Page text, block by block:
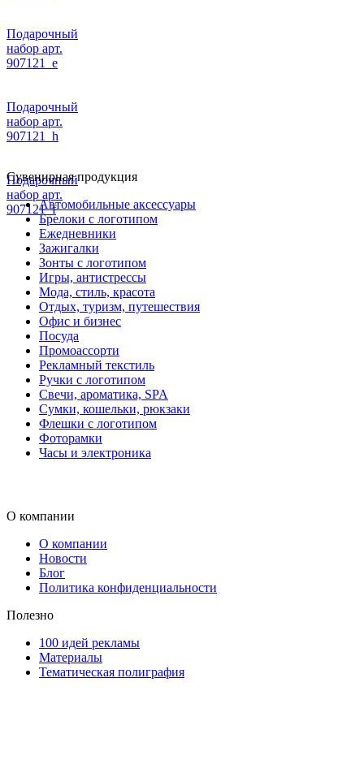
Подарочный
набор арт.
907121_e
Подарочный
набор арт.
907121_h
Подарочный
набор арт.
907121_f
Сувенирная продукция
Автомобильные аксессуары
Брелоки с логотипом
Ежедневники
Зажигалки
Зонты с логотипом
Игры, антистрессы
Мода, стиль, красота
Отдых, туризм, путешествия
Офис и бизнес
Посуда
Промоассорти
Рекламный текстиль
Ручки с логотипом
Свечи, ароматика, SPA
Сумки, кошельки, рюкзаки
Флешки с логотипом
Фоторамки
Часы и электроника
О компании
О компании
Новости
Блог
Политика конфиденциальности
Полезно
100 идей рекламы
Материалы
Тематическая полиграфия